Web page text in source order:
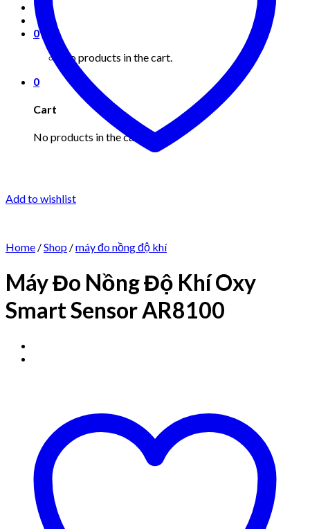
0
No products in the cart.
0
Cart
No products in the cart.
Add to wishlist
Home /Shop /máy đo nồng độ khí
Máy Đo Nồng Độ Khí Oxy
Smart Sensor AR8100